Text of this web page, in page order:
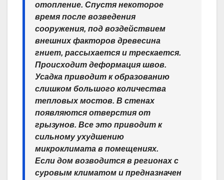
отопление. Спустя некоторое
время после возведения
сооружения, под воздействием
внешних факторов древесина
гниет, рассыхается и трескается.
Происходит деформация швов.
Усадка приводит к образованию
слишком большого количества
тепловых мостов. В стенах
появляются отверстия от
грызунов. Все это приводит к
сильному ухудшению
микроклимата в помещениях.
Если дом возводится в регионах с
суровым климатом и предназначен